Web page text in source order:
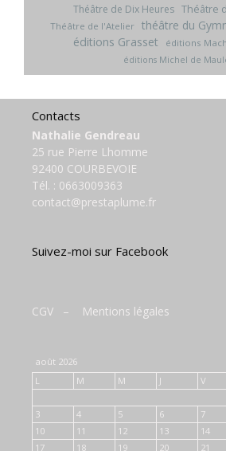
Théâtre de Dix Heures Théâtre
Théâtre de l'Atelier théâtre du
éditions Grasset
éditions
éditions Michel de
Contacts
Nathalie Gendreau
25 rue Pierre Lhomme
92400 COURBEVOIE
Tél. : 0663009363
contact@prestaplume.fr
Suivez-moi sur Facebook
CGV – Mentions légales
août 2026
L
M M J V
3
4 5 6 7
10
11 12 13 14
17
18 19 20 21